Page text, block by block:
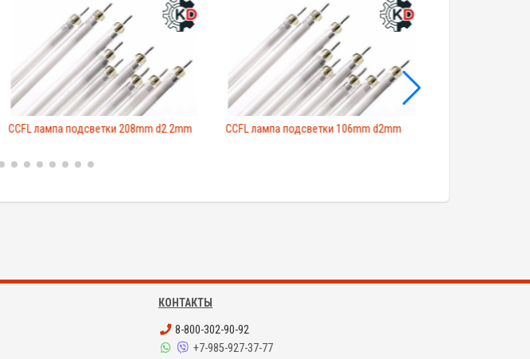
CCFL лампа подсветки 208mm d2.2mm CCFL лампа подсветки 106mm d2mm
КОНТАКТЫ
8-800-302-90-92
+7-985-927-37-77